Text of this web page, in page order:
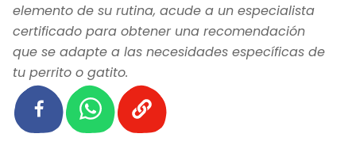
elemento de su rutina, acude a un especialista
certificado para obtener una recomendación
que se adapte a las necesidades específicas de
tu perrito o gatito.